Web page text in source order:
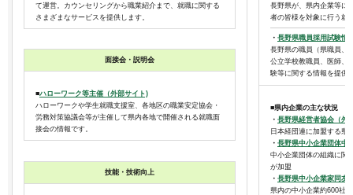
て運営。カウンセリングから職業紹介まで、就職に関する
さまざまなサービスを提供します。
面接会・説明会
■ハローワーク等主催（外部サイト)
ハローワークや学生就職支援室、各地区の職業安定協会・
労務対策協議会等が主催して県内各地で開催される就職面
接会の情報です。
技能・技術向上
長野県が、県内企業等に
者の皆様を対象に行う就
・ 長野県職員採用試験情
長野県の職員（県職員、
公立学校教職員、医師、
験等に関する情報を提供
■県内企業の主な状況
・ 長野県経営者協会（外
日本経団連に加盟する県
・ 長野県中小企業団体中
中小企業団体の組織に関
が加盟
・ 長野県中小企業家同友
県内の中小企業約600社